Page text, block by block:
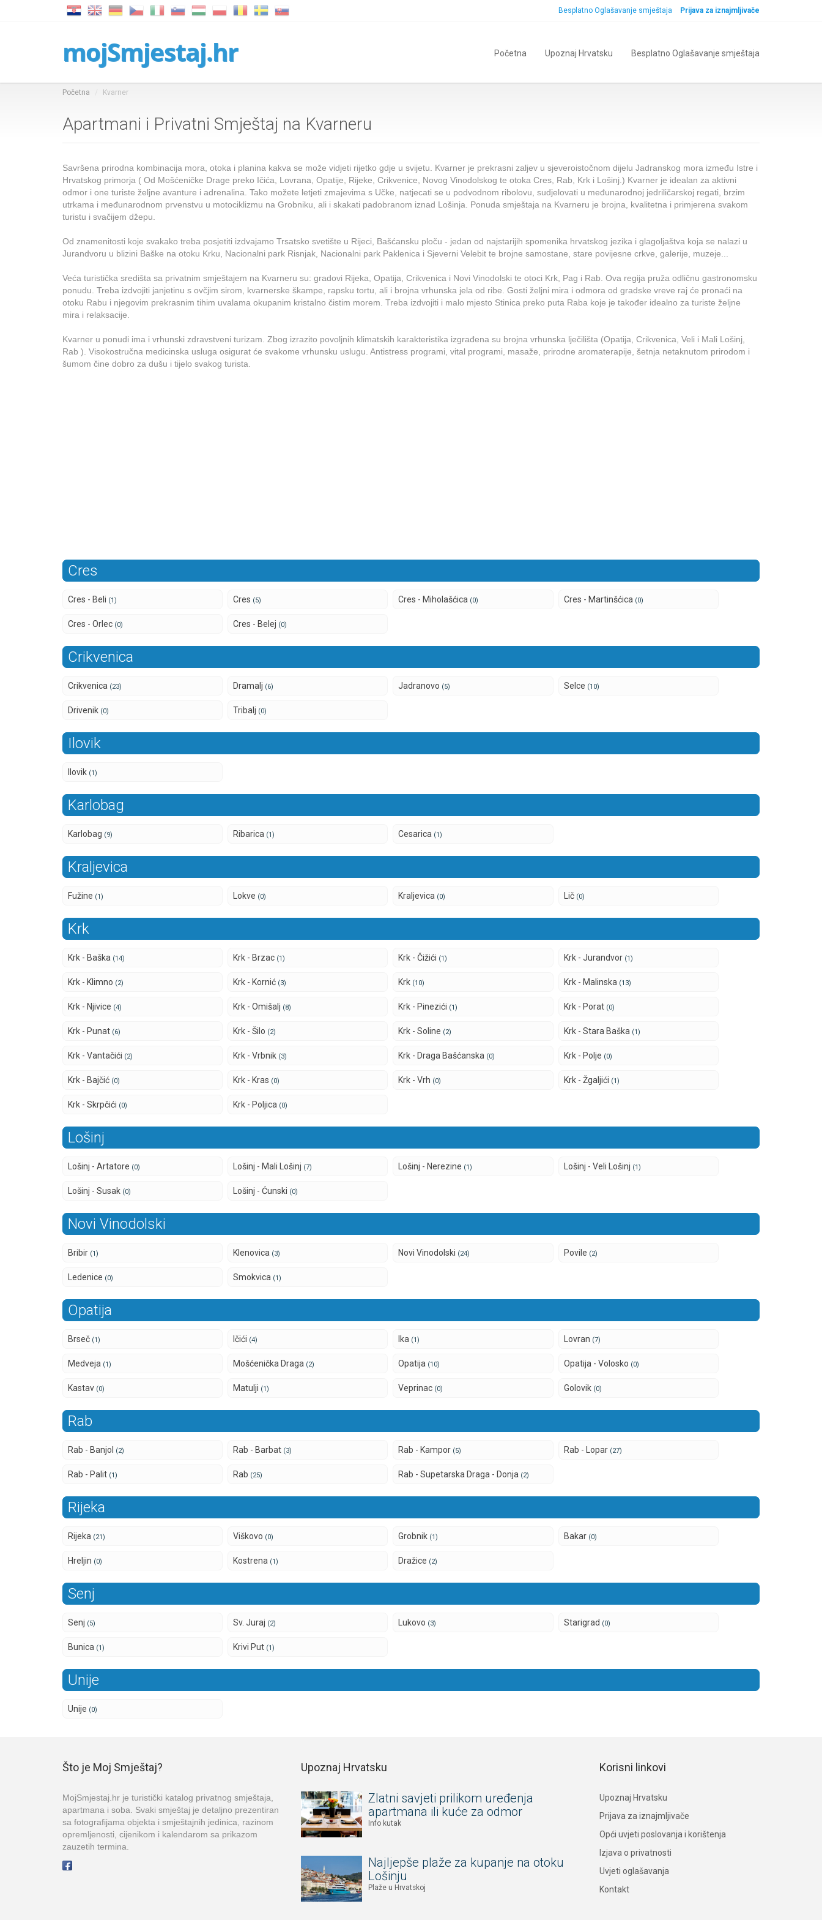
Besplatno Oglašavanje smještaja Prijava za iznajmljivače
mojSmjestaj.hr Početna Upoznaj Hrvatsku Besplatno Oglašavanje smještaja
Početna Kvarner
Apartmani i Privatni Smještaj na Kvarneru
Savršena prirodna kombinacija mora, otoka i planina kakva se može vidjeti rijetko gdje u svijetu. Kvarner je prekrasni zaljev u sjeveroistočnom dijelu Jadranskog mora između Istre i
Hrvatskog primorja ( Od Mošćeničke Drage preko Ičića, Lovrana, Opatije, Rijeke, Crikvenice, Novog Vinodolskog te otoka Cres, Rab, Krk i Lošinj.) Kvarner je idealan za aktivni
odmor i one turiste željne avanture i adrenalina. Tako možete letjeti zmajevima s Učke, natjecati se u podvodnom ribolovu, sudjelovati u međunarodnoj jedriličarskoj regati, brzim
utrkama i međunarodnom prvenstvu u motociklizmu na Grobniku, ali i skakati padobranom iznad Lošinja. Ponuda smještaja na Kvarneru je brojna, kvalitetna i primjerena svakom
turistu i svačijem džepu.
Od znamenitosti koje svakako treba posjetiti izdvajamo Trsatsko svetište u Rijeci, Bašćansku ploču - jedan od najstarijih spomenika hrvatskog jezika i glagoljaštva koja se nalazi u
Jurandvoru u blizini Baške na otoku Krku, Nacionalni park Risnjak, Nacionalni park Paklenica i Sjeverni Velebit te brojne samostane, stare povijesne crkve, galerije, muzeje...
Veća turistička središta sa privatnim smještajem na Kvarneru su: gradovi Rijeka, Opatija, Crikvenica i Novi Vinodolski te otoci Krk, Pag i Rab. Ova regija pruža odličnu gastronomsku
ponudu. Treba izdvojiti janjetinu s ovčjim sirom, kvarnerske škampe, rapsku tortu, ali i brojna vrhunska jela od ribe. Gosti željni mira i odmora od gradske vreve raj će pronaći na
otoku Rabu i njegovim prekrasnim tihim uvalama okupanim kristalno čistim morem. Treba izdvojiti i malo mjesto Stinica preko puta Raba koje je također idealno za turiste željne
mira i relaksacije.
Kvarner u ponudi ima i vrhunski zdravstveni turizam. Zbog izrazito povoljnih klimatskih karakteristika izgrađena su brojna vrhunska lječilišta (Opatija, Crikvenica, Veli i Mali Lošinj,
Rab ). Visokostručna medicinska usluga osigurat će svakome vrhunsku uslugu. Antistress programi, vital programi, masaže, prirodne aromaterapije, šetnja netaknutom prirodom i
šumom čine dobro za dušu i tijelo svakog turista.
Cres
Cres - Beli (1) Cres (5) Cres - Miholašćica (0) Cres - Martinšćica (0)
Cres - Orlec (0) Cres - Belej (0)
Crikvenica
Crikvenica (23) Dramalj (6) Jadranovo (5) Selce (10)
Drivenik (0) Tribalj (0)
Ilovik
Ilovik (1)
Karlobag
Karlobag (9) Ribarica (1) Cesarica (1)
Kraljevica
Fužine (1) Lokve (0) Kraljevica (0) Lič (0)
Krk
Krk - Baška (14) Krk - Brzac (1) Krk - Čižići (1) Krk - Jurandvor (1)
Krk - Klimno (2) Krk - Kornić (3) Krk (10) Krk - Malinska (13)
Krk - Njivice (4) Krk - Omišalj (8) Krk - Pinezići (1) Krk - Porat (0)
Krk - Punat (6) Krk - Šilo (2) Krk - Soline (2) Krk - Stara Baška (1)
Krk - Vantačići (2) Krk - Vrbnik (3) Krk - Draga Bašćanska (0) Krk - Polje (0)
Krk - Bajčić (0) Krk - Kras (0) Krk - Vrh (0) Krk - Žgaljići (1)
Krk - Skrpčići (0) Krk - Poljica (0)
Lošinj
Lošinj - Artatore (0) Lošinj - Mali Lošinj (7) Lošinj - Nerezine (1) Lošinj - Veli Lošinj (1)
Lošinj - Susak (0) Lošinj - Ćunski (0)
Novi Vinodolski
Bribir (1) Klenovica (3) Novi Vinodolski (24) Povile (2)
Ledenice (0) Smokvica (1)
Opatija
Brseč (1) Ičići (4) Ika (1) Lovran (7)
Medveja (1) Mošćenička Draga (2) Opatija (10) Opatija - Volosko (0)
Kastav (0) Matulji (1) Veprinac (0) Golovik (0)
Rab
Rab - Banjol (2) Rab - Barbat (3) Rab - Kampor (5) Rab - Lopar (27)
Rab - Palit (1) Rab (25) Rab - Supetarska Draga - Donja (2)
Rijeka
Rijeka (21) Viškovo (0) Grobnik (1) Bakar (0)
Hreljin (0) Kostrena (1) Dražice (2)
Senj
Senj (5) Sv. Juraj (2) Lukovo (3) Starigrad (0)
Bunica (1) Krivi Put (1)
Unije
Unije (0)
Što je Moj Smještaj?
MojSmjestaj.hr je turistički katalog privatnog smještaja,
apartmana i soba. Svaki smještaj je detaljno prezentiran
sa fotografijama objekta i smještajnih jedinica, razinom
opremljenosti, cijenikom i kalendarom sa prikazom
zauzetih termina.
Upoznaj Hrvatsku
Zlatni savjeti prilikom uređenja
apartmana ili kuće za odmor
Info kutak
Najljepše plaže za kupanje na otoku
Lošinju
Plaže u Hrvatskoj
Korisni linkovi
Upoznaj Hrvatsku
Prijava za iznajmljivače
Opći uvjeti poslovanja i korištenja
Izjava o privatnosti
Uvjeti oglašavanja
Kontakt